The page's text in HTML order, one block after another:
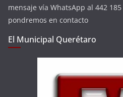
mensaje vía WhatsApp al 442
pondremos en contacto
El Municipal Querétaro